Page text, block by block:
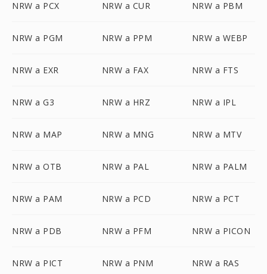
NRW a PCX NRW a CUR NRW a PBM
NRW a PGM NRW a PPM NRW a WEBP
NRW a EXR NRW a FAX NRW a FTS
NRW a G3 NRW a HRZ NRW a IPL
NRW a MAP NRW a MNG NRW a MTV
NRW a OTB NRW a PAL NRW a PALM
NRW a PAM NRW a PCD NRW a PCT
NRW a PDB NRW a PFM NRW a PICON
NRW a PICT NRW a PNM NRW a RAS